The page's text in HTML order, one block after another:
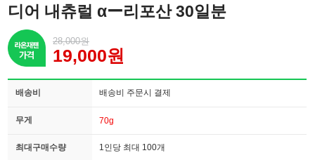
디어 내츄럴 αー리포산 30일분
28,000원
19,000원
배송비 배송비 주문시 결제
무게 70g
최대구매수량 1인당 최대 100개